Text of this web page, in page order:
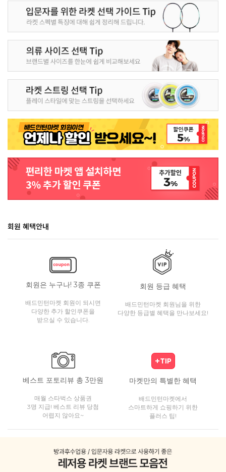
회원 혜택안내
회원은 누구나! 3종 쿠폰
배드민턴마켓 회원이 되시면
다양한 추가 할인쿠폰을
받으실 수 있습니다.
회원 등급 혜택
배드민턴마켓 회원님을 위한
다양한 등급별 혜택을 만나보세요!
베스트 포토리뷰 총 3만원
매월 스타벅스 상품권
3명 지급! 베스트 리뷰 당첨
어렵지 않아요~
마켓만의 특별한 혜택
배드민턴마켓에서
스마트하게 쇼핑하기 위한
플러스 팁!